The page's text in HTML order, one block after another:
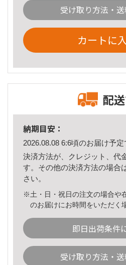
受け取り方法・
カートに
配
納期目安：
2026.08.08 6:6頃のお届け予定
決済方法が、クレジット、代
す。その他の決済方法の場合
さい。
※土・日・祝日の注文の場合や
のお届けにお時間をいただく
即日出荷条件
受け取り方法・